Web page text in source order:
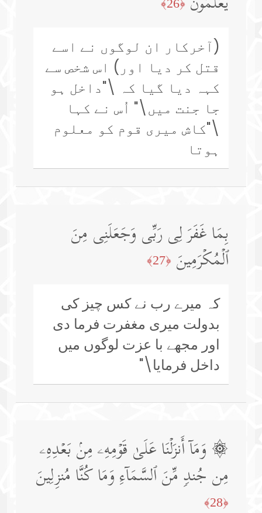
﴿26﴾
(آخرکار ان لوگوں نے اسے
قتل کر دیا اور) اس شخص سے
کہہ دیا گیا کہ \"داخل ہو
جا جنت میں\" اُس نے کہا
\"کاش میری قوم کو معلوم
ہوتا
بِمَا غَفَرَ لِی رَبِّی وَجَعَلَنِی مِنَ
ٱلۡمُكۡرَمِینَ ﴿27﴾
کہ میرے رب نے کس چیز کی
بدولت میری مغفرت فرما دی
اور مجھے با عزت لوگوں میں
داخل فرمایا\"
۞ وَمَاۤ أَنزَلۡنَا عَلَىٰ قَوۡمِهِۦ مِنۢ بَعۡدِهِۦ
مِن جُندࣲ مِّنَ ٱلسَّمَاۤءِ وَمَا كُنَّا مُنزِلِینَ
﴿28﴾